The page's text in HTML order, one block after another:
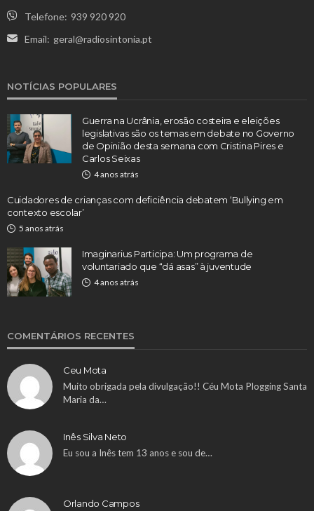
Telefone: 939 920 920
Email: geral@radiosintonia.pt
NOTÍCIAS POPULARES
Guerra na Ucrânia, erosão costeira e eleições
legislativas são os temas em debate no Governo
de Opinião desta semana com Cristina Pires e
Carlos Seixas
4 anos atrás
Cuidadores de crianças com deficiência debatem ‘Bullying em
contexto escolar’
5 anos atrás
Imaginarius Participa: Um programa de
voluntariado que “dá asas” à juventude
4 anos atrás
COMENTÁRIOS RECENTES
Ceu Mota
Muito obrigada pela divulgação!! Céu Mota Plogging Santa
Maria da…
Inês Silva Neto
Eu sou a Inês tem 13 anos e sou de…
Orlando Campos